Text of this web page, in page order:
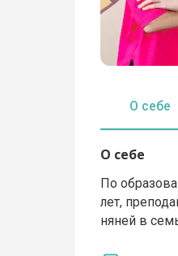
О себе
О себе
По
лет,
няней в